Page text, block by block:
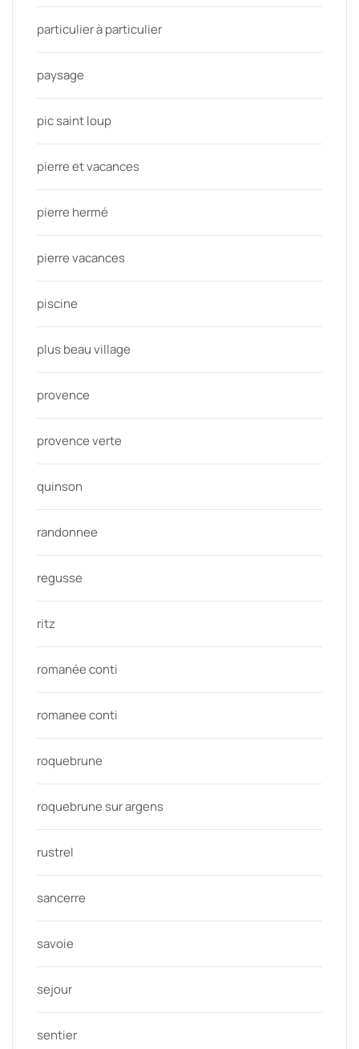
particulier à particulier
paysage
pic saint loup
pierre et vacances
pierre hermé
pierre vacances
piscine
plus beau village
provence
provence verte
quinson
randonnee
regusse
ritz
romanée conti
romanee conti
roquebrune
roquebrune sur argens
rustrel
sancerre
savoie
sejour
sentier